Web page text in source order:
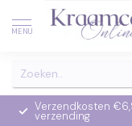
MENU
Verzendkosten
verzending